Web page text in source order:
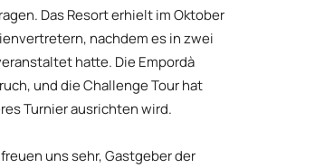
Das Resort erhielt im Oktober
nachdem es in zwei
hatte. Die Empordà
und die Challenge Tour hat
Turnier ausrichten wird.
uns sehr, Gastgeber der